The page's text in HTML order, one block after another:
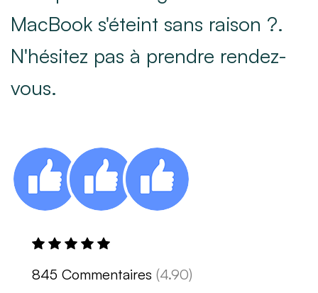
MacBook s'éteint sans raison ?.
N'hésitez pas à prendre rendez-
vous.
845 Commentaires (4.90)